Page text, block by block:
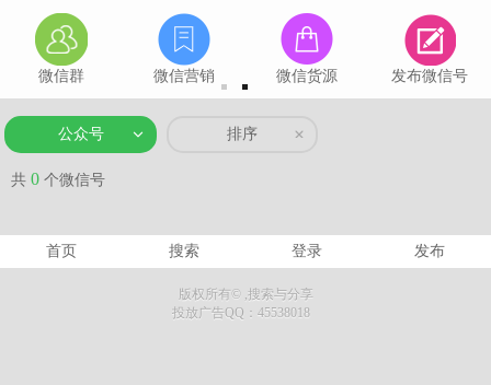
微信群 微信营销 微信货源 发布微信号
公众号 排序
共 0 个微信号
首页 搜索 登录 发布
版权所有© ,搜索与分享
投放广告QQ：45538018